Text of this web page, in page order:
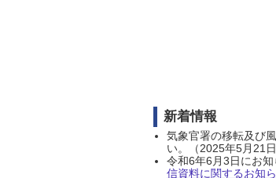
新着情報
気象官署の移転及び
い。（2025年5月21日
令和6年6月3日にお
信資料に関するお知